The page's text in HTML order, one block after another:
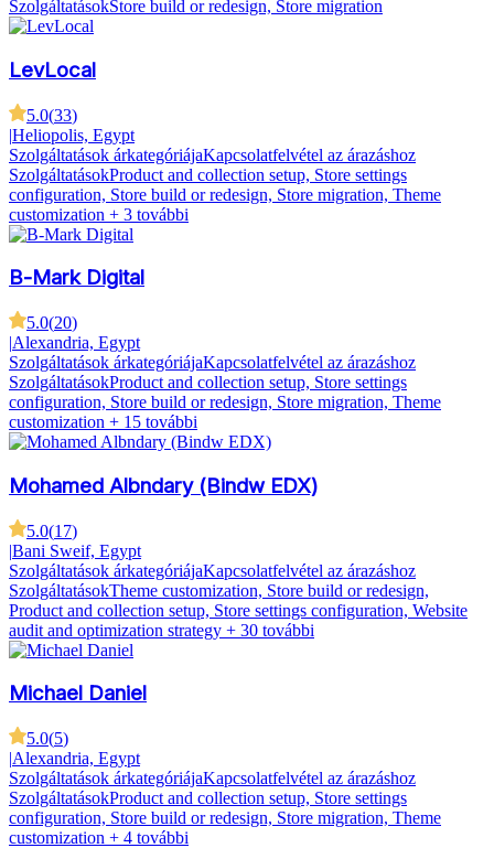
SzolgáltatásokStore build or redesign, Store migration
LevLocal
5.0(33)
|Heliopolis, Egypt
Szolgáltatások árkategóriájaKapcsolatfelvétel az árazáshoz
SzolgáltatásokProduct and collection setup, Store settings
configuration, Store build or redesign, Store migration, Theme
customization + 3 további
B-Mark Digital
5.0(20)
|Alexandria, Egypt
Szolgáltatások árkategóriájaKapcsolatfelvétel az árazáshoz
SzolgáltatásokProduct and collection setup, Store settings
configuration, Store build or redesign, Store migration, Theme
customization + 15 további
Mohamed Albndary (Bindw EDX)
5.0(17)
|Bani Sweif, Egypt
Szolgáltatások árkategóriájaKapcsolatfelvétel az árazáshoz
SzolgáltatásokTheme customization, Store build or redesign,
Product and collection setup, Store settings configuration, Website
audit and optimization strategy + 30 további
Michael Daniel
5.0(5)
|Alexandria, Egypt
Szolgáltatások árkategóriájaKapcsolatfelvétel az árazáshoz
SzolgáltatásokProduct and collection setup, Store settings
configuration, Store build or redesign, Store migration, Theme
customization + 4 további